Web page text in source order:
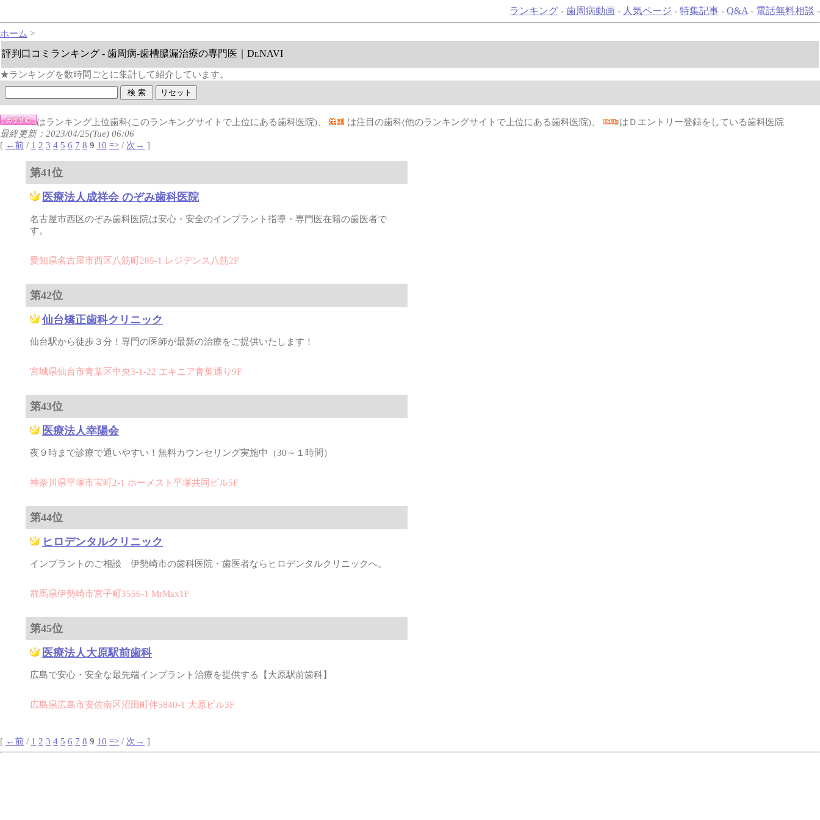
ランキング - 歯周病動画 - 人気ページ - 特集記事 - Q&A - 電話無料相談 -
ホーム >
評判口コミランキング - 歯周病-歯槽膿漏治療の専門医｜Dr.NAVI
★ランキングを数時間ごとに集計して紹介しています。
はランキング上位歯科(このランキングサイトで上位にある歯科医院)、 は注目の歯科(他のランキングサイトで上位にある歯科医院)、
はＤエントリー登録をしている歯科医院
最終更新：2023/04/25(Tue) 06:06
[ ←前 / 1 2 3 4 5 6 7 8 9 10 => / 次→ ]
第41位
医療法人成祥会 のぞみ歯科医院
名古屋市西区のぞみ歯科医院は安心・安全のインプラント指導・専門医在籍の歯医者で
す。
愛知県名古屋市西区八筋町285-1 レジデンス八筋2F
第42位
仙台矯正歯科クリニック
仙台駅から徒歩３分！専門の医師が最新の治療をご提供いたします！
宮城県仙台市青葉区中央3-1-22 エキニア青葉通り9F
第43位
医療法人幸陽会
夜９時まで診療で通いやすい！無料カウンセリング実施中（30～１時間）
神奈川県平塚市宝町2-1 ホーメスト平塚共同ビル5F
第44位
ヒロデンタルクリニック
インプラントのご相談 伊勢崎市の歯科医院・歯医者ならヒロデンタルクリニックへ。
群馬県伊勢崎市宮子町3556-1 MrMax1F
第45位
医療法人大原駅前歯科
広島で安心・安全な最先端インプラント治療を提供する【大原駅前歯科】
広島県広島市安佐南区沼田町伴5840-1 大原ビル3F
[ ←前 / 1 2 3 4 5 6 7 8 9 10 => / 次→ ]